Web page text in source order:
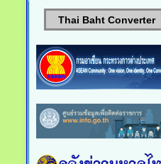
Thai Baht Converter